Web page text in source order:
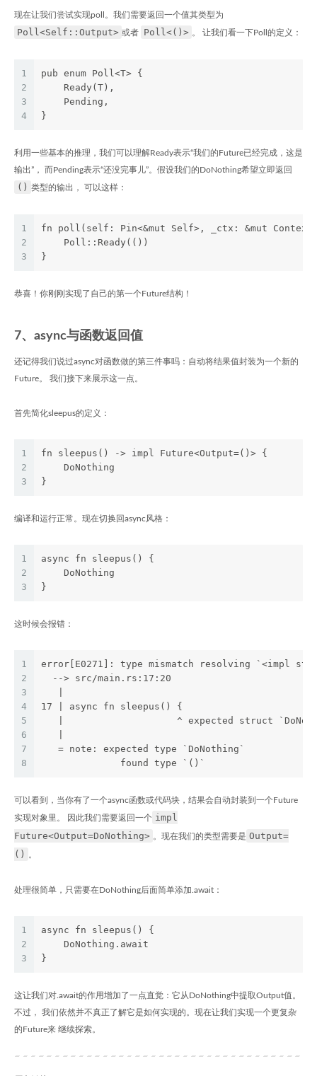
现在让我们尝试实现poll。我们需要返回一个值其类型为
Poll<Self::Output> 或者 Poll<()> 。 让我们看一下Poll的定义：
1
2
3
4
pub enum Poll<T> {
    Ready(T),
    Pending,
}
利用一些基本的推理，我们可以理解Ready表示“我们的Future已经完成，这是
输出”， 而Pending表示“还没完事儿”。假设我们的DoNothing希望立即返回
() 类型的输出， 可以这样：
1
2
3
fn poll(self: Pin<&mut Self>, _ctx: &mut
    Poll::Ready(())
}
恭喜！你刚刚实现了自己的第一个Future结构！
7、async与函数返回值
还记得我们说过async对函数做的第三件事吗：自动将结果值封装为一个新的
Future。 我们接下来展示这一点。
首先简化sleepus的定义：
1
2
3
fn sleepus() -> impl Future<Output=()> {
    DoNothing
}
编译和运行正常。现在切换回async风格：
1
2
3
async fn sleepus() {
    DoNothing
}
这时候会报错：
1
2
3
4
5
6
7
8
error[E0271]: type mismatch resolving `<impl
  --> src/main.rs:17:20
17 | async fn sleepus() {
|                    ^ expected struct
   = note: expected type `DoNothing`
              found type `()`
可以看到，当你有了一个async函数或代码块，结果会自动封装到一个Future
实现对象里。 因此我们需要返回一个 impl
Future<Output=DoNothing> 。现在我们的类型需要是 Output=
()
。
处理很简单，只需要在DoNothing后面简单添加.await：
1
2
3
async fn sleepus() {
    DoNothing.await
}
这让我们对.await的作用增加了一点直觉：它从DoNothing中提取Output值。
不过， 我们依然并不真正了解它是如何实现的。现在让我们实现一个更复杂
的Future来 继续探索。